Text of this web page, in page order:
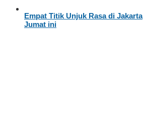
Empat Titik Unjuk Rasa di Jakarta
Jumat ini